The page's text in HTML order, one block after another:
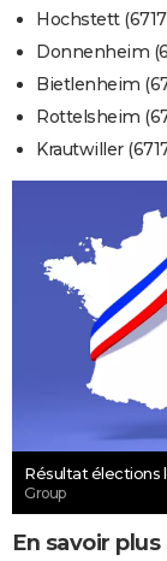
Hochstett
Donnenheim
Bietlenheim
Rottelsheim
Krautwiller
Résultat élections
Group
En savoir